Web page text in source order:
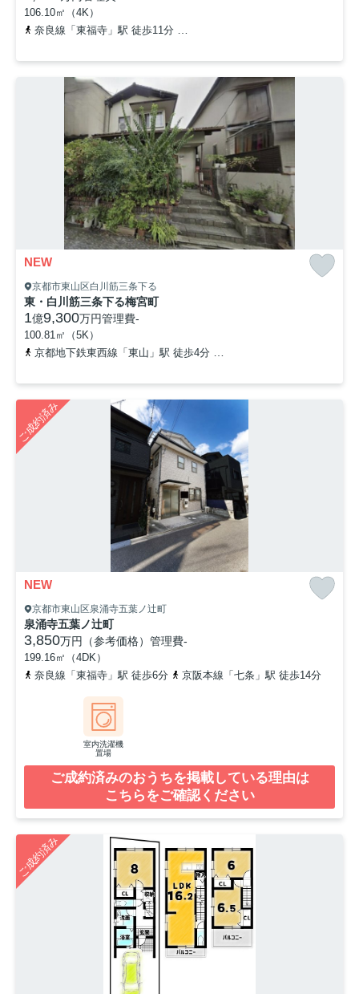
106.10㎡（4K）
奈良線「東福寺」駅 徒歩11分
NEW
京都市東山区白川筋三条下る
東・白川筋三条下る梅宮町
1億9,300万円管理費-
100.81㎡（5K）
京都地下鉄東西線「東山」駅 徒歩4分
ご成約済み
NEW
京都市東山区泉涌寺五葉ノ辻町
泉涌寺五葉ノ辻町
3,850万円（参考価格） 管理費-
199.16㎡（4DK）
奈良線「東福寺」駅 徒歩6分
京阪本線「七条」駅 徒歩14分
室内洗濯機
置場
ご成約済みのおうちを掲載している理由は
こちらをご確認ください
ご成約済み